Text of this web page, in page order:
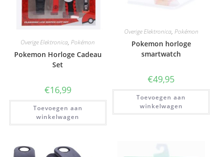
Overige Elektronica,Pokémon
Pokemon Horloge Cadeau
Set
€16,99
Toevoegen aan
winkelwagen
Overige Elektronica, Pokémon
Pokemon horloge
smartwatch
€49,95
Toevoegen aan
winkelwagen